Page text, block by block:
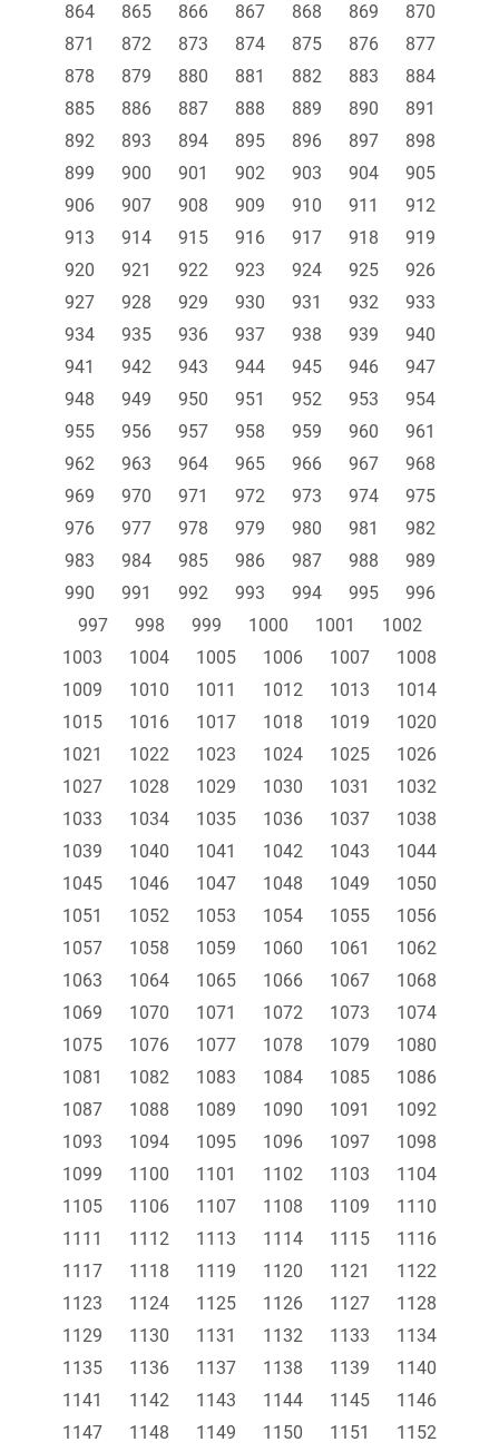
864
865 866 867 868 869
870
871
872 873 874 875 876
877
878
879 880 881 882 883
884
885
886 887 888 889 890
891
892
893 894 895 896 897
898
899
900 901 902 903 904
905
906
907 908 909 910 911
912
913
914 915 916 917 918
919
920
921 922 923 924 925
926
927
928 929 930 931 932
933
934
935 936 937 938 939
940
941
942 943 944 945 946
947
948
949 950 951 952 953
954
955
956 957 958 959 960
961
962
963 964 965 966 967
968
969
970 971 972 973 974
975
976
977 978 979 980 981
982
983
984 985 986 987 988
989
990
991 992 993 994 995
996
997
998 999 1000 1001
1002
1003
1004 1005 1006 1007
1008
1009
1010 1011 1012 1013
1014
1015
1016 1017 1018 1019
1020
1021
1022 1023 1024 1025
1026
1027
1028 1029 1030 1031
1032
1033
1034 1035 1036 1037
1038
1039
1040 1041 1042 1043
1044
1045
1046 1047 1048 1049
1050
1051
1052 1053 1054 1055
1056
1057
1058 1059 1060 1061
1062
1063
1064 1065 1066 1067
1068
1069
1070 1071 1072 1073
1074
1075
1076 1077 1078 1079
1080
1081
1082 1083 1084 1085
1086
1087
1088 1089 1090 1091
1092
1093
1094 1095 1096 1097
1098
1099
1100 1101 1102 1103
1104
1105
1106 1107 1108 1109
1110
1111
1112 1113 1114 1115
1116
1117
1118 1119 1120 1121
1122
1123
1124 1125 1126 1127
1128
1129
1130 1131 1132 1133
1134
1135
1136 1137 1138 1139
1140
1141
1142 1143 1144 1145
1146
1147
1148 1149 1150 1151 1152